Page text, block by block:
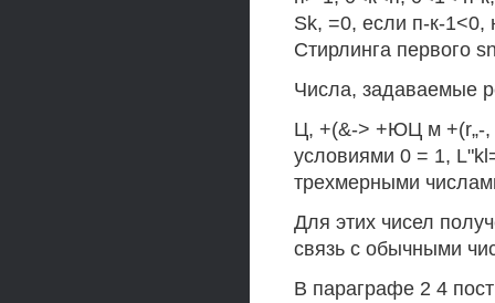
Sk, =0, если п-к-
Стирлинга первого
Числа, задаваемые
Ц, +(&-> +ЮЦ м +(r„-,
условиями 0 = 1,
трехмерными
Для этих чисел
связь с обычными
В параграфе 2 4